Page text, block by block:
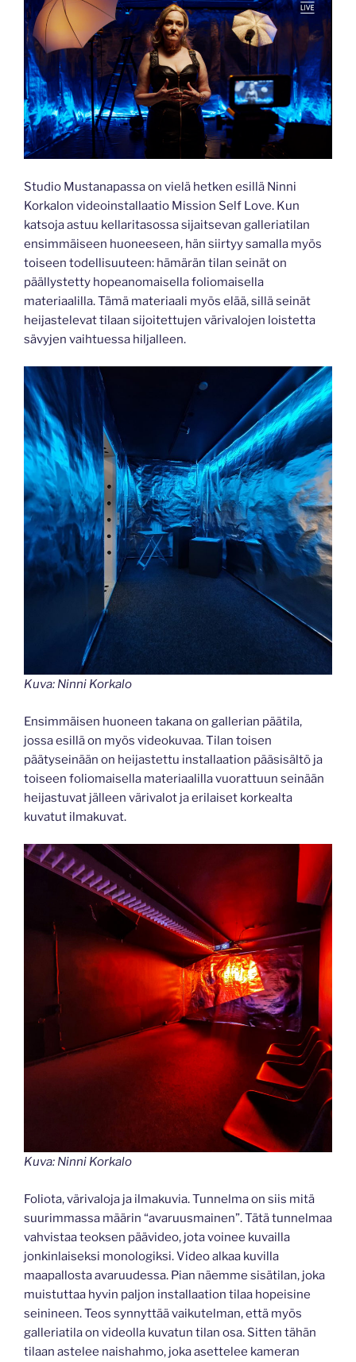
Studio Mustanapassa on vielä hetken esillä Ninni
Korkalon videoinstallaatio Mission Self Love. Kun
katsoja astuu kellaritasossa sijaitsevan galleriatilan
ensimmäiseen huoneeseen, hän siirtyy samalla myös
toiseen todellisuuteen: hämärän tilan seinät on
päällystetty hopeanomaisella foliomaisella
materiaalilla. Tämä materiaali myös elää, sillä seinät
heijastelevat tilaan sijoitettujen värivalojen loistetta
sävyjen vaihtuessa hiljalleen.
Kuva: Ninni Korkalo
Ensimmäisen huoneen takana on gallerian päätila,
jossa esillä on myös videokuvaa. Tilan toisen
päätyseinään on heijastettu installaation pääsisältö ja
toiseen foliomaisella materiaalilla vuorattuun seinään
heijastuvat jälleen värivalot ja erilaiset korkealta
kuvatut ilmakuvat.
Kuva: Ninni Korkalo
Foliota, värivaloja ja ilmakuvia. Tunnelma on siis mitä
suurimmassa määrin “avaruusmainen”. Tätä tunnelmaa
vahvistaa teoksen päävideo, jota voinee kuvailla
jonkinlaiseksi monologiksi. Video alkaa kuvilla
maapallosta avaruudessa. Pian näemme sisätilan, joka
muistuttaa hyvin paljon installaation tilaa hopeisine
seinineen. Teos synnyttää vaikutelman, että myös
galleriatila on videolla kuvatun tilan osa. Sitten tähän
tilaan astelee naishahmo, joka asettelee kameran